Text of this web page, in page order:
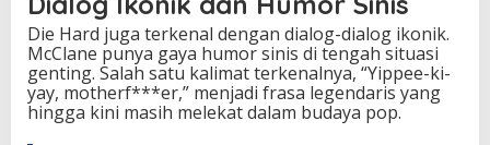
Die Hard juga terkenal dengan dialog-dialog ikonik.
McClane punya gaya humor sinis di tengah situasi
genting. Salah satu kalimat terkenalnya, “Yippee-ki-
yay, motherf***er,” menjadi frasa legendaris yang
hingga kini masih melekat dalam budaya pop.